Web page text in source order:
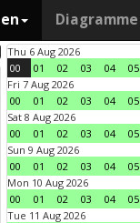
Diagramme
Thu 6 Aug 2026
00
01 02 03 04 05
Fri 7 Aug 2026
00
01 02 03 04 05
Sat 8 Aug 2026
00
01 02 03 04 05
Sun 9 Aug 2026
00
01 02 03 04 05
Mon 10 Aug 2026
00
01 02 03 04 05
Tue 11 Aug 2026